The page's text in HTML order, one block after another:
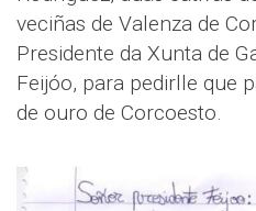
veciñas de Valenza de
Presidente da Xunta de
Feijóo, para pedirlle que
de ouro de Corcoesto.